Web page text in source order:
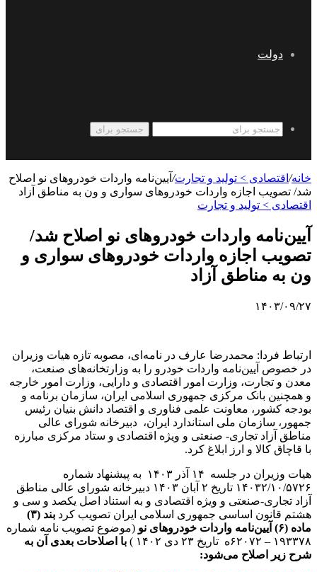
دولت
جستجو برای
خانه/ اقتصادی > تولید و تجارت/ آیین‌نامه واردات خودروهای نو اصلاح
شد/ تصویب اجازه واردات خودروهای سواری و ون به مناطق آزاد
اقتصادی > تولید و تجارت
آیین‌نامه واردات خودروهای نو اصلاح شد/
تصویب اجازه واردات خودروهای سواری و
ون به مناطق آزاد
۱۴۰۳/۰۹/۲۷
ارتباط فردا: محمدرضا عارف در نامه‌ای، مصوبه تازه هیات وزیران
در خصوص آیین‌نامه واردات خودرو را به وزارتخانه‌های صنعت،
معدن و تجارت، وزارت امور اقتصادی و دارایی، وزارت امور خارجه
و همچنین بانک مرکزی جمهوری اسلامی ایران، سازمان برنامه و
بودجه کشور، معاونت علمی فناوری و اقتصاد دانش بنیان رئیس
جمهور، سازمان ملی استاندارد ایران، دبیرخانه شورای عالی
مناطق آزاد تجاری- صنعتی و ویژه اقتصادی و ستاد مرکزی مبارزه
با قاچاق کالا و ارز ابلاغ کرد.
هیات وزیران در جلسه ۱۴ آذر ۱۴۰۳ به پیشنهاد شماره
۱۴۰۳۲/۱۰/۵۷۲۶ تاریخ ۲ آبان ۱۴۰۳ دبیرخانه شورای عالی مناطق
آزاد تجاری-صنعتی و ویژه اقتصادی و به استناد اصل یکصد و سی و
هشتم قانون اساسی جمهوری اسلامی ایران تصویب کرد
بند (۳)
ماده (۶) آیین‌نامه واردات خودروهای نو
(موضوع تصویب نامه شماره
۱۹۳۳۷۸ – ۶۲۰۷۲ه تاریخ ۲۳ دی ۱۴۰۲ )
با اصلاحات بعدی آن به
شرح زیر اصلاح می‌شود: